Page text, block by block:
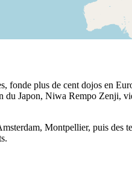
fonde plus de cent dojos en
du Japon, Niwa Rempo Zenji,
Montpellier, puis des